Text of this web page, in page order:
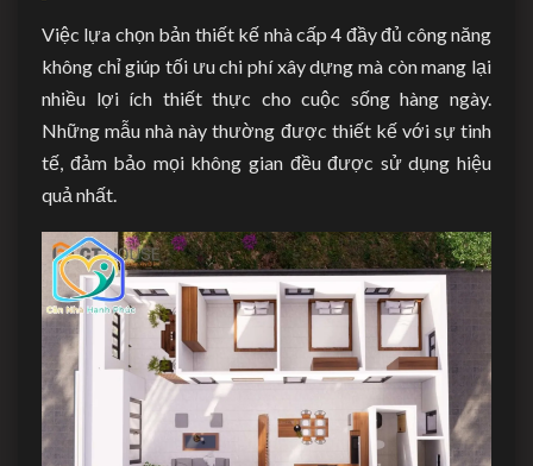
Việc lựa chọn bản thiết kế nhà cấp 4 đầy đủ công năng
không chỉ giúp tối ưu chi phí xây dựng mà còn mang lại
nhiều lợi ích thiết thực cho cuộc sống hàng ngày.
Những mẫu nhà này thường được thiết kế với sự tinh
tế, đảm bảo mọi không gian đều được sử dụng hiệu
quả nhất.